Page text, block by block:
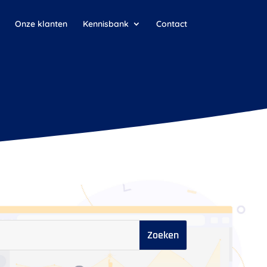
Onze klanten Kennisbank Contact